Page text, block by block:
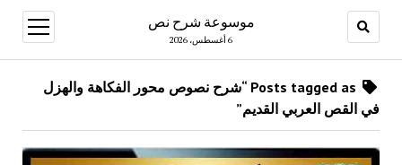
موسوعة شرح نص
6 أغسطس، 2026
open
menu
Posts tagged as “شرح نصوص محور الفكاهة والهزل
في القص العربي القديم”